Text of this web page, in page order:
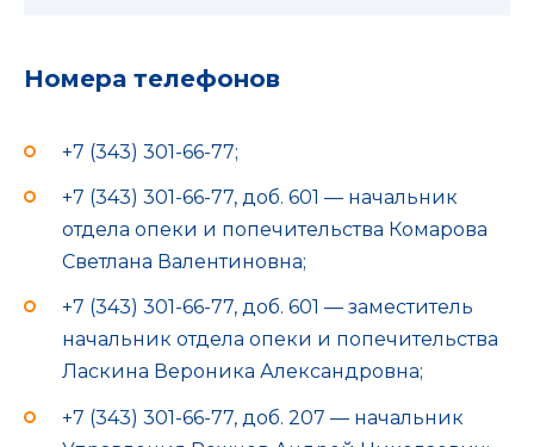
Номера телефонов
+7 (343) 301-66-77;
+7 (343) 301-66-77, доб. 601 — начальник
отдела опеки и попечительства Комарова
Светлана Валентиновна;
+7 (343) 301-66-77, доб. 601 — заместитель
начальник отдела опеки и попечительства
Ласкина Вероника Александровна;
+7 (343) 301-66-77, доб. 207 — начальник